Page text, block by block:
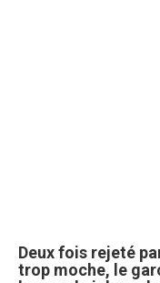
Deux fois rejeté
trop moche, le